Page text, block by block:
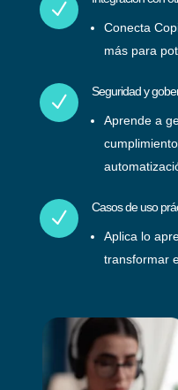
N
Conecta
más para
N Seguridad y
Aprende a
N Casos de uso
Aplica lo
transformar